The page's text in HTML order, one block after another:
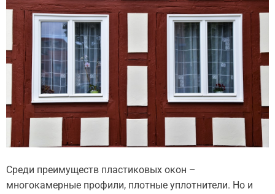
Среди преимуществ пластиковых окон –
многокамерные профили, плотные уплотнители. Но и